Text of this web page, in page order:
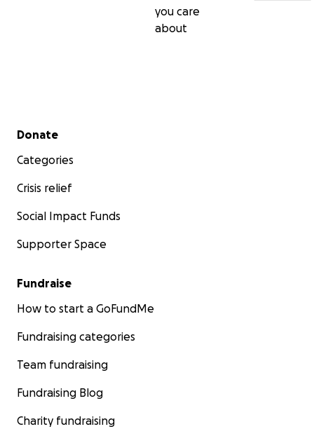
you care
about
Secondary menu
Donate
Categories
Crisis relief
Social Impact Funds
Supporter Space
Fundraise
How to start a GoFundMe
Fundraising categories
Team fundraising
Fundraising Blog
Charity fundraising